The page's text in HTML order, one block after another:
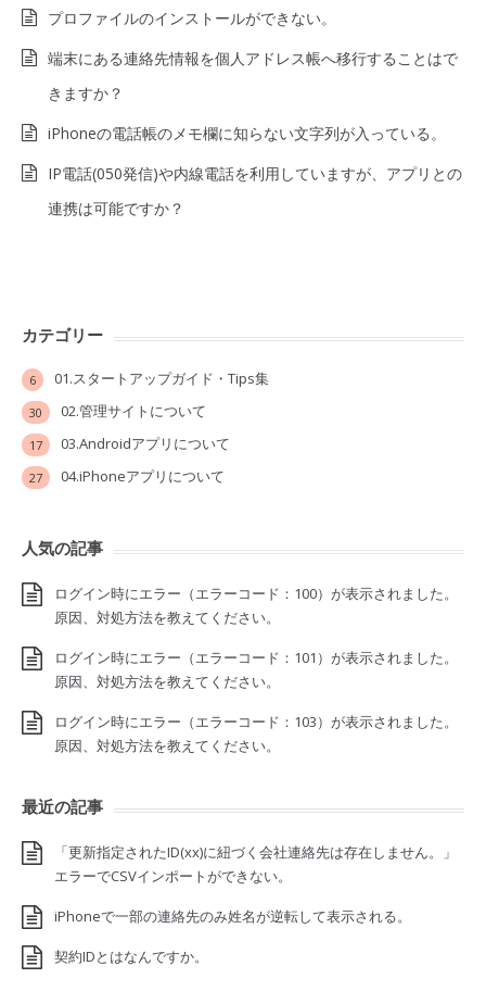
プロファイルのインストールができない。
端末にある連絡先情報を個人アドレス帳へ移行することはで
きますか？
iPhoneの電話帳のメモ欄に知らない文字列が入っている。
IP電話(050発信)や内線電話を利用していますが、アプリとの
連携は可能ですか？
カテゴリー
01.スタートアップガイド・Tips集
6
02.管理サイトについて
30
03.Androidアプリについて
17
04.iPhoneアプリについて
27
人気の記事
ログイン時にエラー（エラーコード：100）が表示されました。
原因、対処方法を教えてください。
ログイン時にエラー（エラーコード：101）が表示されました。
原因、対処方法を教えてください。
ログイン時にエラー（エラーコード：103）が表示されました。
原因、対処方法を教えてください。
最近の記事
「更新指定されたID(xx)に紐づく会社連絡先は存在しません。」
エラーでCSVインポートができない。
iPhoneで一部の連絡先のみ姓名が逆転して表示される。
契約IDとはなんですか。